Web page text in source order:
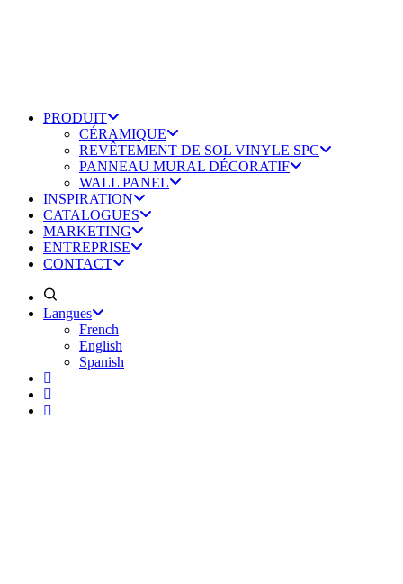
PRODUIT
CÉRAMIQUE
REVÊTEMENT DE SOL VINYLE SPC
PANNEAU MURAL DÉCORATIF
WALL PANEL
INSPIRATION
CATALOGUES
MARKETING
ENTREPRISE
CONTACT
Langues
French
English
Spanish